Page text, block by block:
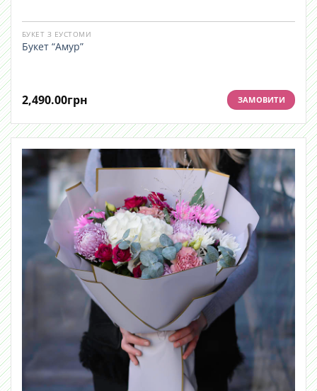
БУКЕТ З ЕУСТОМИ
Букет “Амур”
2,490.00грн ЗАМОВИТИ